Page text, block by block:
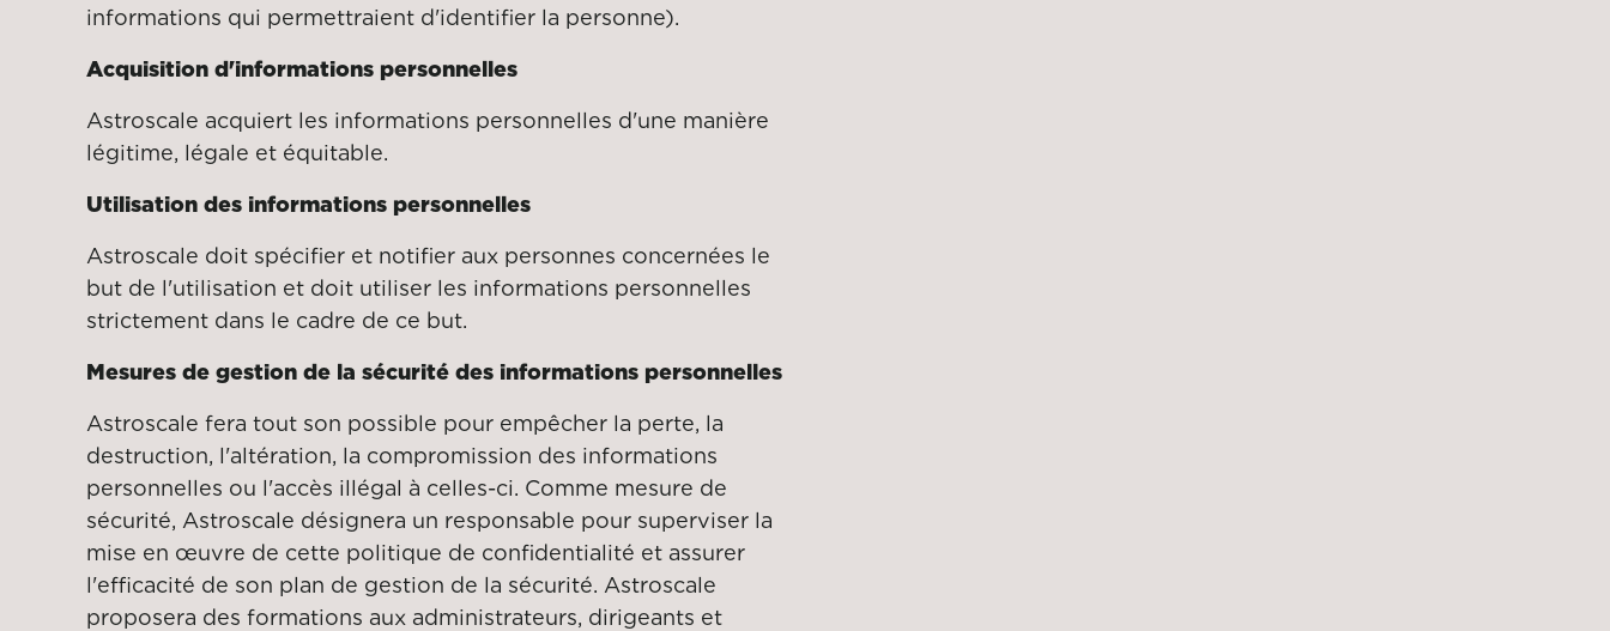
informations qui permettraient d'identifier la personne).
Acquisition d'informations personnelles
Astroscale acquiert les informations personnelles d'une manière
légitime, légale et équitable.
Utilisation des informations personnelles
Astroscale doit spécifier et notifier aux personnes concernées le
but de l'utilisation et doit utiliser les informations personnelles
strictement dans le cadre de ce but.
Mesures de gestion de la sécurité des informations personnelles
Astroscale fera tout son possible pour empêcher la perte, la
destruction, l'altération, la compromission des informations
personnelles ou l'accès illégal à celles-ci. Comme mesure de
sécurité, Astroscale désignera un responsable pour superviser la
mise en œuvre de cette politique de confidentialité et assurer
l'efficacité de son plan de gestion de la sécurité. Astroscale
proposera des formations aux administrateurs, dirigeants et